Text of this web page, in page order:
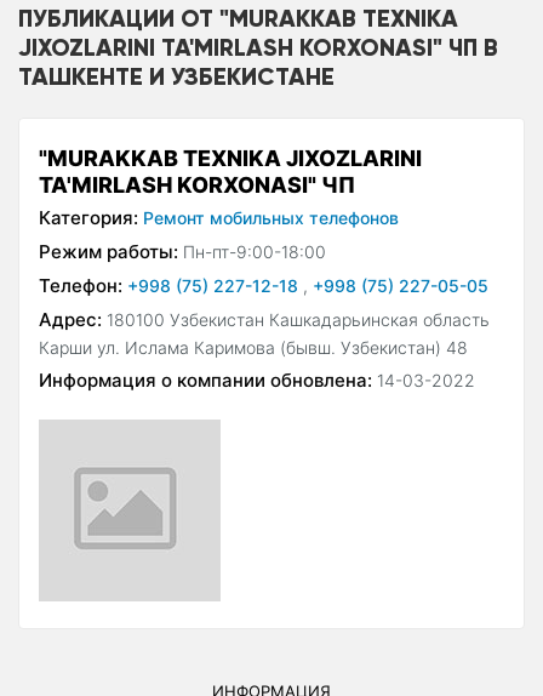
ПУБЛИКАЦИИ ОТ "MURAKKAB TEXNIKA
JIXOZLARINI TA'MIRLASH KORXONASI" ЧП В
ТАШКЕНТЕ И УЗБЕКИСТАНЕ
"MURAKKAB TEXNIKA JIXOZLARINI
TA'MIRLASH KORXONASI" ЧП
Категория: Ремонт мобильных телефонов
Режим работы: Пн-пт-9:00-18:00
Телефон: +998 (75) 227-12-18 , +998 (75) 227-05-05
Адрес: 180100 Узбекистан Кашкадарьинская область
Карши ул. Ислама Каримова (бывш. Узбекистан) 48
Информация о компании обновлена: 14-03-2022
ИНФОРМАЦИЯ